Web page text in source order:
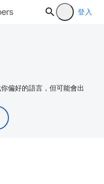
登入
偏好的語言，但可能會出